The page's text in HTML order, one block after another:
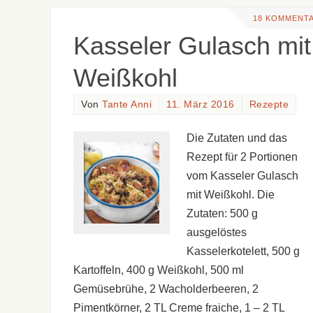
18
Kasseler Gulasch mit
Weißkohl
Von Tante Anni 11. März 2016 Rezepte
Die Zutaten und das
Rezept für 2 Portionen
vom Kasseler Gulasch
mit Weißkohl. Die
Zutaten: 500 g
ausgelöstes
Kasselerkotelett, 500 g
Kartoffeln, 400 g Weißkohl, 500 ml
Gemüsebrühe, 2 Wacholderbeeren, 2
Pimentkörner, 2 TL Creme fraiche, 1 – 2 TL